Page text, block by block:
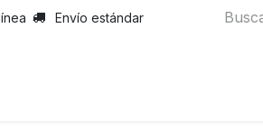
Envío estándar